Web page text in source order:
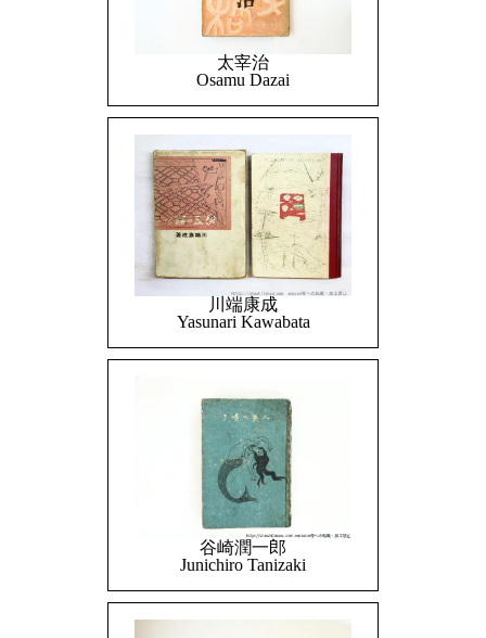
太宰治
Osamu Dazai
川端康成
Yasunari Kawabata
谷崎潤一郎
Junichiro Tanizaki